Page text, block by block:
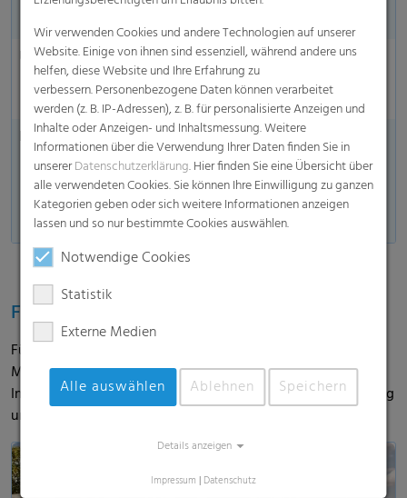
UV-Stabilität
18 Monate (Mitteleuropa)
12 Monate in Regionen mit hoher
UV-Belastung
Erhältlich
Alle Produkte sind in flexiblen
Längen und Breiten erhältlich.
Die genauen individuellen
Abmessungen erhalten Sie auf
Anfrage von unserem Agri-Team.
Feedback aus der Praxis
Für die Erfahrungen direkt aus der Praxis haben wir die
Maiserne begleitet und mit dem Landwirt gesprochen. Im
Interview berichtet Hermann Wiebeziek über die Anwendung
und seinen Eindruck von Polydress® Farmguard .
Wir verwenden Cookies und andere Technologien auf unserer
Website. Einige von ihnen sind essenziell, während andere uns
helfen, diese Website und Ihre Erfahrung zu
verbessern. Personenbezogene Daten können verarbeitet
werden (z. B. IP-Adressen), z. B. für personalisierte Anzeigen und
Inhalte oder Anzeigen- und Inhaltsmessung. Weitere
Informationen über die Verwendung Ihrer Daten finden Sie in
unsererDatenschutzerklärung. Hier finden Sie eine Übersicht über
alle verwendeten Cookies. Sie können Ihre Einwilligung zu ganzen
Kategorien geben oder sich weitere Informationen anzeigen
lassen und so nur bestimmte Cookies auswählen.
Notwendige Cookies
Statistik
Externe Medien
Alle auswählen Ablehnen Speichern
Details anzeigen
Impressum | Datenschutz